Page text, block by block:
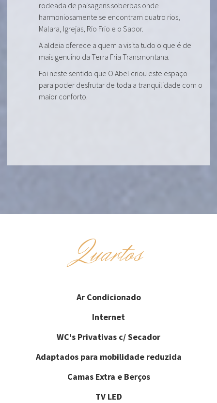
rodeada de paisagens soberbas onde
harmoniosamente se encontram quatro rios,
Malara, Igrejas, Rio Frio e o Sabor.
A aldeia oferece a quem a visita tudo o que é de
mais genuíno da Terra Fria Transmontana.
Foi neste sentido que O Abel criou este espaço
para poder desfrutar de toda a tranquilidade com o
maior conforto.
Quartos
Ar Condicionado
Internet
WC's Privativas c/ Secador
Adaptados para mobilidade reduzida
Camas Extra e Berços
TV LED